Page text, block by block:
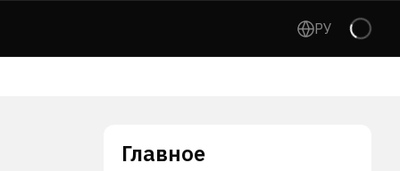
РУ
Главное